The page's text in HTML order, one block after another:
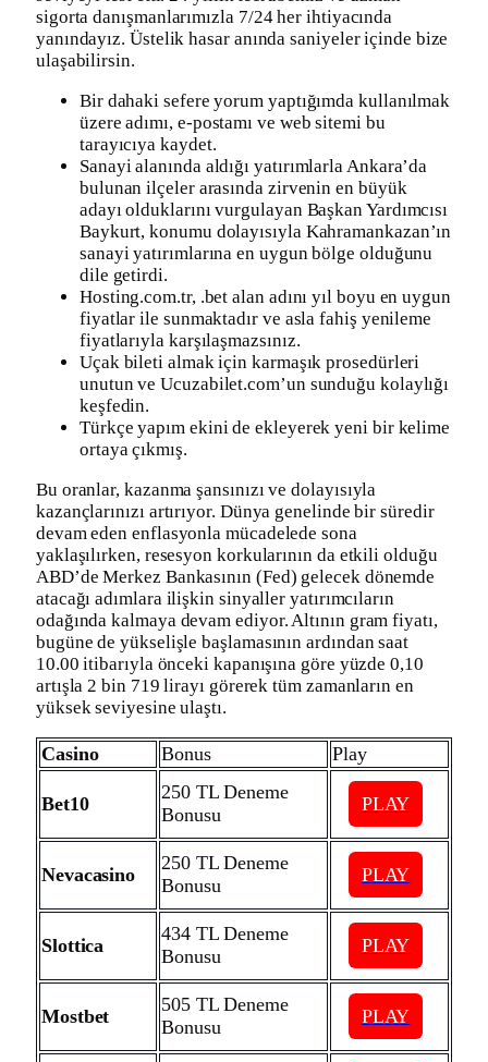
sigorta danışmanlarımızla 7/24 her ihtiyacında
yanındayız. Üstelik hasar anında saniyeler içinde bize
ulaşabilirsin.
Bir dahaki sefere yorum yaptığımda kullanılmak
üzere adımı, e-postamı ve web sitemi bu
tarayıcıya kaydet.
Sanayi alanında aldığı yatırımlarla Ankara’da
bulunan ilçeler arasında zirvenin en büyük
adayı olduklarını vurgulayan Başkan Yardımcısı
Baykurt, konumu dolayısıyla Kahramankazan’ın
sanayi yatırımlarına en uygun bölge olduğunu
dile getirdi.
Hosting.com.tr, .bet alan adını yıl boyu en uygun
fiyatlar ile sunmaktadır ve asla fahiş yenileme
fiyatlarıyla karşılaşmazsınız.
Uçak bileti almak için karmaşık prosedürleri
unutun ve Ucuzabilet.com’un sunduğu kolaylığı
keşfedin.
Türkçe yapım ekini de ekleyerek yeni bir kelime
ortaya çıkmış.
Bu oranlar, kazanma şansınızı ve dolayısıyla
kazançlarınızı artırıyor. Dünya genelinde bir süredir
devam eden enflasyonla mücadelede sona
yaklaşılırken, resesyon korkularının da etkili olduğu
ABD’de Merkez Bankasının (Fed) gelecek dönemde
atacağı adımlara ilişkin sinyaller yatırımcıların
odağında kalmaya devam ediyor. Altının gram fiyatı,
bugüne de yükselişle başlamasının ardından saat
10.00 itibarıyla önceki kapanışına göre yüzde 0,10
artışla 2 bin 719 lirayı görerek tüm zamanların en
yüksek seviyesine ulaştı.
Casino Bonus Play
Bet10
250 TL Deneme
Bonusu
PLAY
Nevacasino
250 TL Deneme
Bonusu
PLAY
Slottica
434 TL Deneme
Bonusu
PLAY
Mostbet
505 TL Deneme
Bonusu
PLAY